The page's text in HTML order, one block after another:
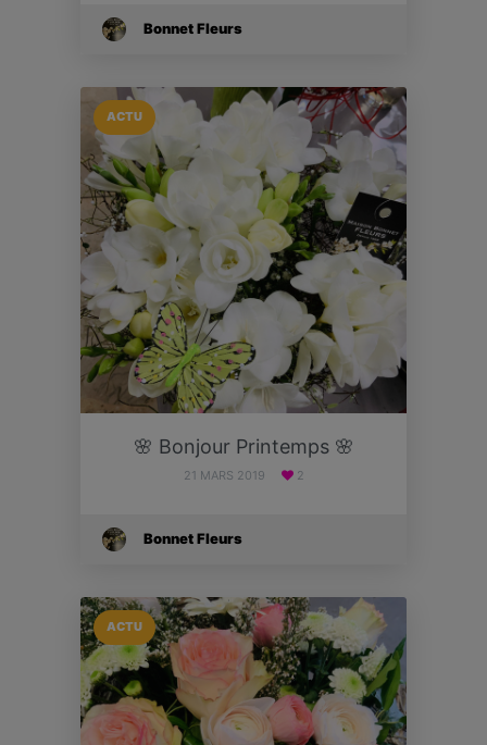
Bonnet Fleurs
ACTU
🌸 Bonjour Printemps 🌸
21 MARS 2019 2
Bonnet Fleurs
ACTU